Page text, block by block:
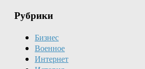
Рубрики
Бизнес
Военное
Интернет